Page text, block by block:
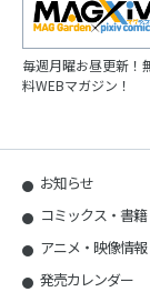
毎週月曜お昼更新！
料WEBマガジン！
お知らせ
コミックス・書籍
アニメ・映像情報
発売カレンダー